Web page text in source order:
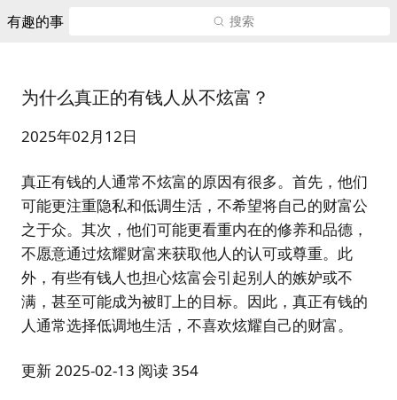
有趣的事 搜索
为什么真正的有钱人从不炫富？
2025年02月12日
真正有钱的人通常不炫富的原因有很多。首先，他们
可能更注重隐私和低调生活，不希望将自己的财富公
之于众。其次，他们可能更看重内在的修养和品德，
不愿意通过炫耀财富来获取他人的认可或尊重。此
外，有些有钱人也担心炫富会引起别人的嫉妒或不
满，甚至可能成为被盯上的目标。因此，真正有钱的
人通常选择低调地生活，不喜欢炫耀自己的财富。
更新 2025-02-13 阅读 354